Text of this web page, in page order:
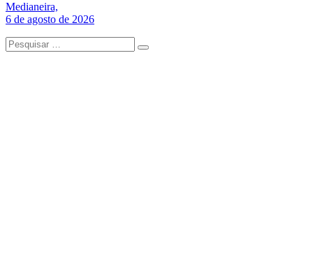
Medianeira,
6 de agosto de 2026